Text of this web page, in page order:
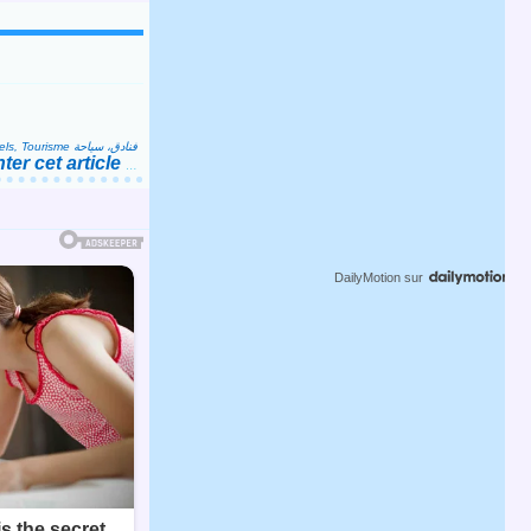
Hôtels, Tourisme فنادق، سياحة
cet article
DailyMotion sur